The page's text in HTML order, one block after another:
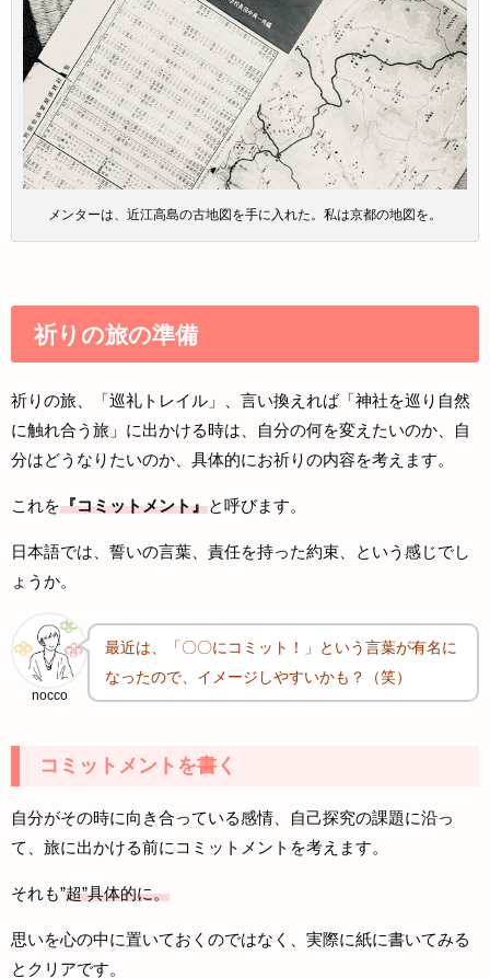
メンターは、近江高島の古地図を手に入れた。私は京都の地図を。
祈りの旅の準備
祈りの旅、「巡礼トレイル」、言い換えれば「神社を巡り自然
に触れ合う旅」に出かける時は、自分の何を変えたいのか、自
分はどうなりたいのか、具体的にお祈りの内容を考えます。
これを『コミットメント』と呼びます。
日本語では、誓いの言葉、責任を持った約束、という感じでし
ょうか。
nocco
最近は、「〇〇にコミット！」という言葉が有名に
なったので、イメージしやすいかも？（笑）
コミットメントを書く
自分がその時に向き合っている感情、自己探究の課題に沿っ
て、旅に出かける前にコミットメントを考えます。
それも”超”具体的に。
思いを心の中に置いておくのではなく、実際に紙に書いてみる
とクリアです。